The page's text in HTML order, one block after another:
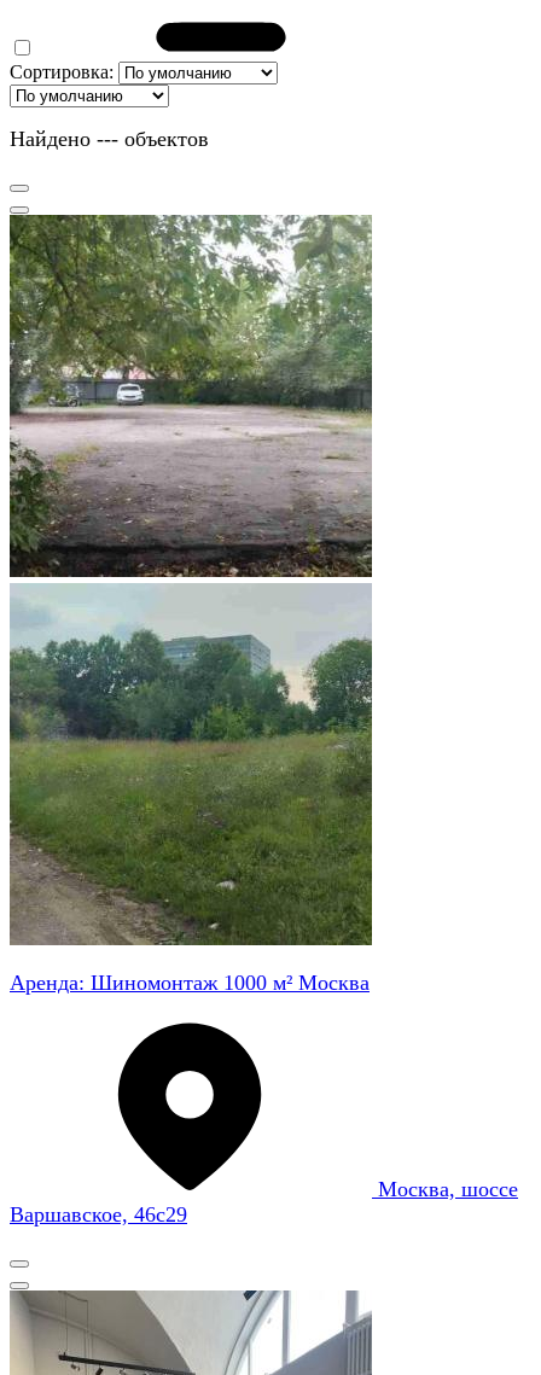
Сортировка:
Найдено --- объектов
Аренда: Шиномонтаж 1000 м² Москва
Москва, шоссе
Варшавское, 46с29